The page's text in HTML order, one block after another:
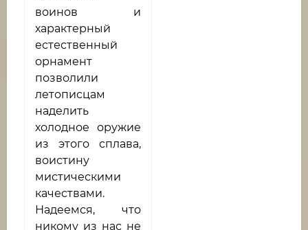
воинов и
характерный
естественный
орнамент
позволили
летописцам
наделить
холодное оружие
из этого сплава,
воистину
мистическими
качествами.
Надеемся, что
никому из нас не